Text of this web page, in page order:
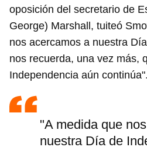
Guardar como favorito
Para poder guardar como
iniciar sesión con tu cuenta
oposición del secretario de
George) Marshall, tuiteó
nos acercamos a nuestra
nos recuerda, una vez más,
Independencia aún continúa".
"A medida que
nuestra Día de